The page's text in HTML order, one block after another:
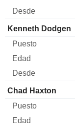
Kenneth Dodgen
Chad Haxton